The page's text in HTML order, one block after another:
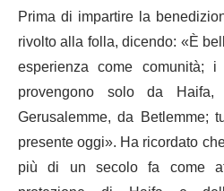
Prima di impartire la
rivolto alla folla, dicendo: «È
esperienza come comunità;
provengono solo da
Gerusalemme, da Betlemme;
presente oggi». Ha ricordato
più di un secolo fa come